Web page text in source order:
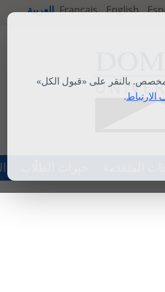
مخصص. بالنقر على «قبول الكل»
.
Français English العربية